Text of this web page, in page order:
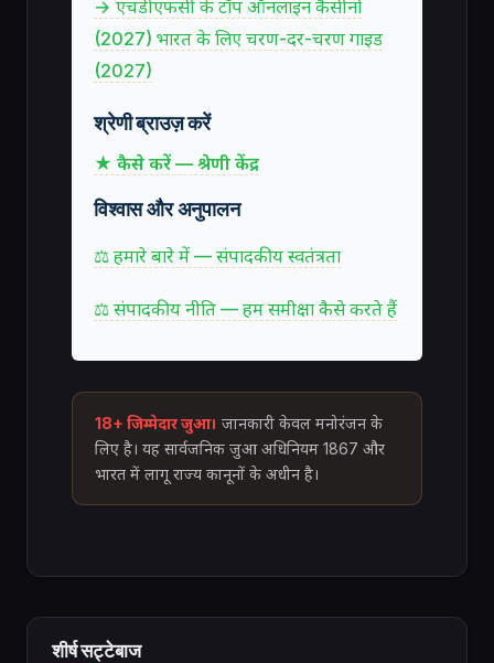
→ एचडीएफसी के टॉप ऑनलाइन कैसीनो
(2027) भारत के लिए चरण-दर-चरण गाइड
(2027)
श्रेणी ब्राउज़ करें
★ कैसे करें — श्रेणी केंद्र
विश्वास और अनुपालन
⚖ हमारे बारे में — संपादकीय स्वतंत्रता
⚖ संपादकीय नीति — हम समीक्षा कैसे करते हैं
18+ जिम्मेदार जुआ। जानकारी केवल मनोरंजन के
लिए है। यह सार्वजनिक जुआ अधिनियम 1867 और
भारत में लागू राज्य कानूनों के अधीन है।
शीर्ष सट्टेबाज